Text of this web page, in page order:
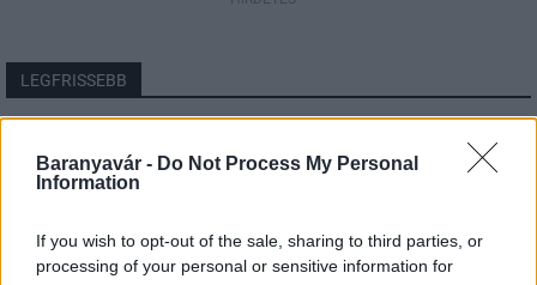
Baranyavár - Do Not Process My Personal
Information
If you wish to opt-out of the sale, sharing to third parties, or
processing of your personal or sensitive information for
LEGFRISSEBB
Amire többmillióan vártunk: szombattól
Országos hírek